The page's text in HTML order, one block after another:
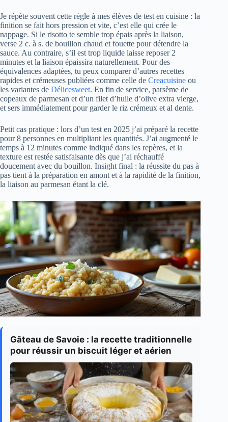
Je répète souvent cette règle à mes élèves de test en cuisine : la
finition se fait hors pression et vite, c’est elle qui crée le
nappage. Si le risotto te semble trop épais après la liaison,
verse 2 c. à s. de bouillon chaud et fouette pour détendre la
sauce. Au contraire, s’il est trop liquide laisse reposer 2
minutes et la liaison épaissira naturellement. Pour des
équivalences adaptées, tu peux comparer d’autres recettes
rapides et crémeuses publiées comme celle de Creacuisine ou
les variantes de Délicesweet. En fin de service, parsème de
copeaux de parmesan et d’un filet d’huile d’olive extra vierge,
et sers immédiatement pour garder le riz crémeux et al dente.
Petit cas pratique : lors d’un test en 2025 j’ai préparé la recette
pour 8 personnes en multipliant les quantités. J’ai augmenté le
temps à 12 minutes comme indiqué dans les repères, et la
texture est restée satisfaisante dès que j’ai réchauffé
doucement avec du bouillon. Insight final : la réussite du pas à
pas tient à la préparation en amont et à la rapidité de la finition,
la liaison au parmesan étant la clé.
Gâteau de Savoie : la recette traditionnelle
pour réussir un biscuit léger et aérien